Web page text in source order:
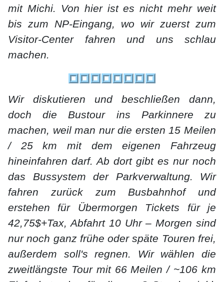
mit Michi. Von hier ist es nicht mehr weit
bis zum NP-Eingang, wo wir zuerst zum
Visitor-Center fahren und uns schlau
machen.
Wir diskutieren und beschließen dann,
doch die Bustour ins Parkinnere zu
machen, weil man nur die ersten 15 Meilen
/ 25 km mit dem eigenen Fahrzeug
hineinfahren darf. Ab dort gibt es nur noch
das Bussystem der Parkverwaltung. Wir
fahren zurück zum Busbahnhof und
erstehen für Übermorgen Tickets für je
42,75$+Tax, Abfahrt 10 Uhr – Morgen sind
nur noch ganz frühe oder späte Touren frei,
außerdem soll's regnen. Wir wählen die
zweitlängste Tour mit 66 Meilen / ~106 km